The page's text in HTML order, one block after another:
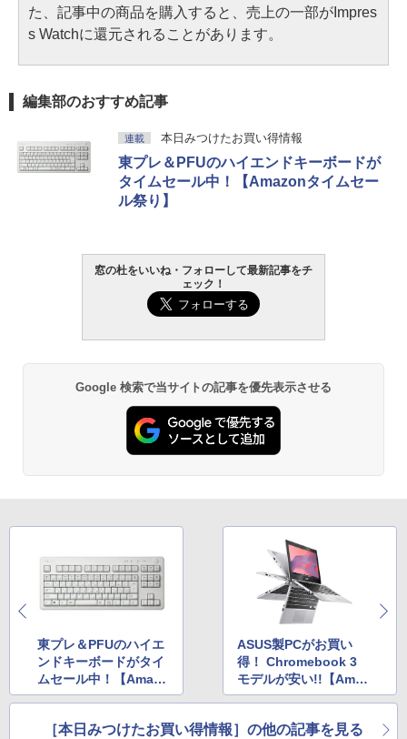
た、記事中の商品を購入すると、売上の一部がImpres
s Watchに還元されることがあります。
編集部のおすすめ記事
連載 本日みつけたお買い得情報
東プレ＆PFUのハイエンドキーボードが
タイムセール中！【Amazonタイムセー
ル祭り】
窓の杜をいいね・フォローして最新記事をチ
ェック！
Google 検索で当サイトの記事を優先表示させる
東プレ＆PFUのハイエ
ンドキーボードがタイ
ムセール中！【Amazo
nタイムセール祭り】
ASUS製PCがお買い
得！ Chromebook 3
モデルが安い!!【Amaz
on特選タイムセール】
［本日みつけたお買い得情報］の他の記事を見る